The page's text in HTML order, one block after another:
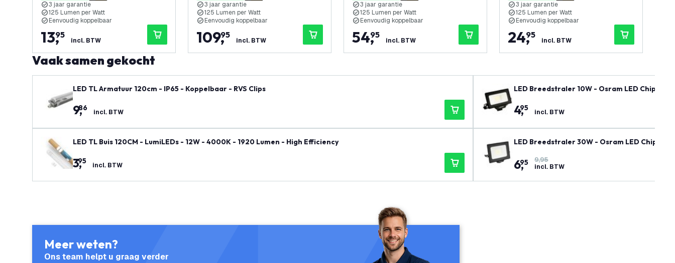
3 jaar garantie
125 Lumen per Watt
Eenvoudig koppelbaar
13,
95
incl. BTW
3 jaar garantie
125 Lumen per Watt
Eenvoudig koppelbaar
109,
95
incl. BTW
3 jaar garantie
125 Lumen per Watt
Eenvoudig koppelbaar
54,
95
incl. BTW
3 jaar garantie
125 Lumen per Watt
Eenvoudig koppelbaar
24,
95
incl. BTW
Vaak samen gekocht
LED TL Armatuur 120cm - IP65 - Koppelbaar - RVS Clips
9,
86 incl. BTW
LED TL Buis 120CM - LumiLEDs - 12W - 4000K - 1920 Lumen - High Efficiency
3,
95 incl. BTW
LED Breedstraler 10W - Osram LED Chips -
4,
95 incl. BTW
LED Breedstraler 30W - Osram LED Chips -
6,
95
9,95
incl. BTW
Meer weten?
Ons team helpt u graag verder